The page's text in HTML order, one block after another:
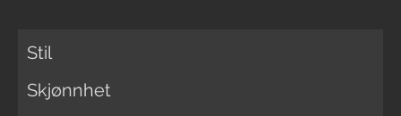
Stil
Skjønnhet